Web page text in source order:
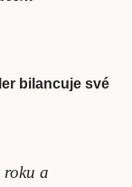
bilancuje své
roku a